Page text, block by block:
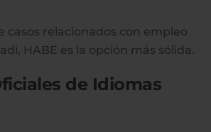
casos relacionados con empleo
HABE es la opción más sólida.
de Idiomas